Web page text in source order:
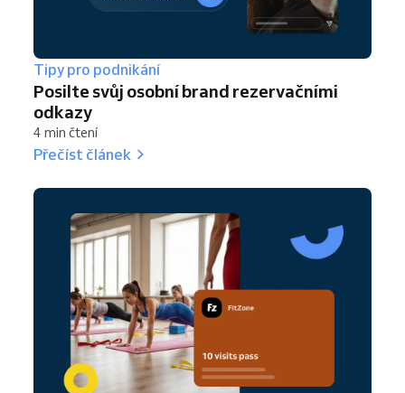
Tipy pro podnikání
Posilte svůj osobní brand rezervačními
odkazy
4 min čtení
Přečíst článek